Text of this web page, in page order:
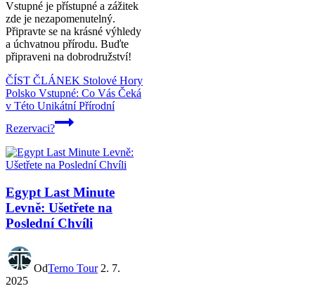
Vstupné je přístupné a zážitek
zde je nezapomenutelný.
Připravte se na krásné výhledy
a úchvatnou přírodu. Buďte
připraveni na dobrodružství!
ČÍST ČLÁNEK Stolové Hory
Polsko Vstupné: Co Vás Čeká
v Této Unikátní Přírodní
Rezervaci?
Egypt Last Minute
Levně: Ušetřete na
Poslední Chvíli
OdTerno Tour 2. 7.
2025